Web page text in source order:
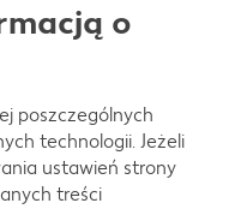
wiosny
w
o
poszczególnych
technologii. Jeżeli
ustawień strony
treści